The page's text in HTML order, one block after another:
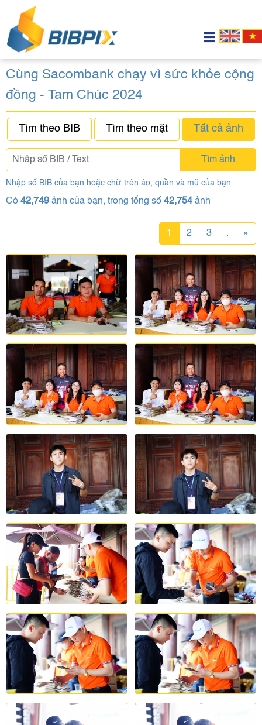
Cùng Sacombank chạy vì sức khỏe cộng
đồng - Tam Chúc 2024
Tìm theo BIB Tìm theo mặt Tất cả ảnh
Tìm ảnh
Nhập số BIB của bạn hoặc chữ trên áo, quần và mũ của bạn
Có 42,749 ảnh của bạn, trong tổng số 42,754 ảnh
1 2 3 . »